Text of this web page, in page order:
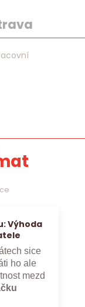
Výhoda
sice
ho ale
mezd